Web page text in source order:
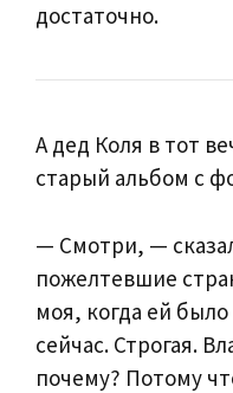
достаточно.
А дед Коля в тот
старый альбом с
— Смотри, —
пожелтевшие
моя, когда ей
сейчас. Строгая.
почему? Потому